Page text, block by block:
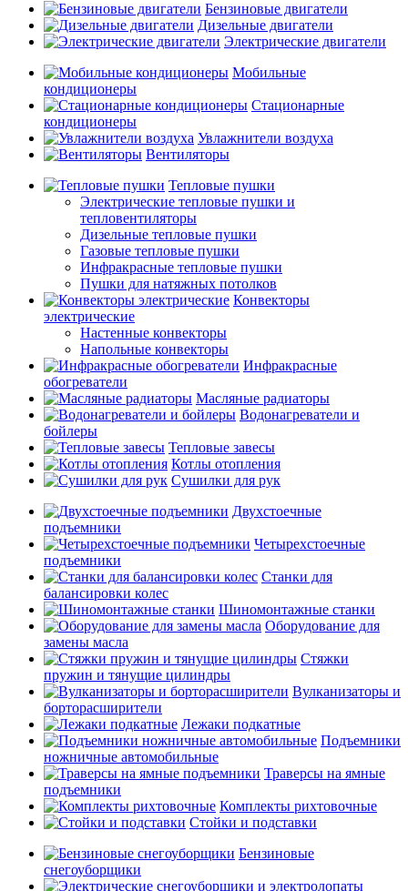
Бензиновые двигатели
Дизельные двигатели
Электрические двигатели
Мобильные
кондиционеры
Стационарные
кондиционеры
Увлажнители воздуха
Вентиляторы
Тепловые пушки
Электрические тепловые пушки и
тепловентиляторы
Дизельные тепловые пушки
Газовые тепловые пушки
Инфракрасные тепловые пушки
Пушки для натяжных потолков
Конвекторы
электрические
Настенные конвекторы
Напольные конвекторы
Инфракрасные
обогреватели
Масляные радиаторы
Водонагреватели и
бойлеры
Тепловые завесы
Котлы отопления
Сушилки для рук
Двухстоечные
подъемники
Четырехстоечные
подъемники
Станки для
балансировки колес
Шиномонтажные станки
Оборудование для
замены масла
Стяжки
пружин и тянущие цилиндры
Вулканизаторы и
борторасширители
Лежаки подкатные
Подъемники
ножничные автомобильные
Траверсы на ямные
подъемники
Комплекты рихтовочные
Стойки и подставки
Бензиновые
снегоуборщики